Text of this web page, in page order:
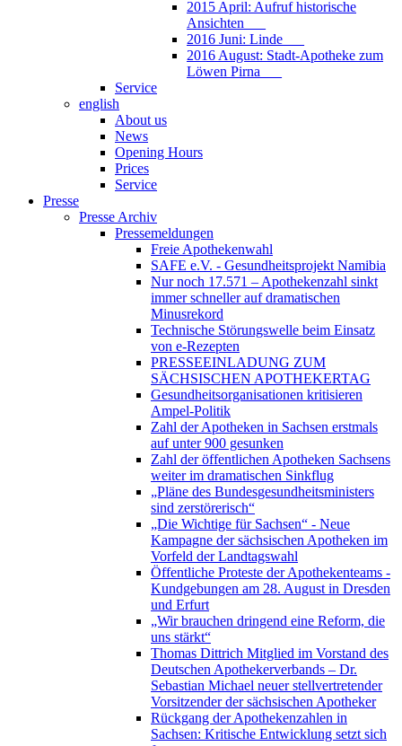
2015 April: Aufruf historische
Ansichten___
2016 Juni: Linde___
2016 August: Stadt-Apotheke zum
Löwen Pirna___
Service
english
About us
News
Opening Hours
Prices
Service
Presse
Presse Archiv
Pressemeldungen
Freie Apothekenwahl
SAFE e.V. - Gesundheitsprojekt Namibia
Nur noch 17.571 – Apothekenzahl sinkt
immer schneller auf dramatischen
Minusrekord
Technische Störungswelle beim Einsatz
von e-Rezepten
PRESSEEINLADUNG ZUM
SÄCHSISCHEN APOTHEKERTAG
Gesundheitsorganisationen kritisieren
Ampel-Politik
Zahl der Apotheken in Sachsen erstmals
auf unter 900 gesunken
Zahl der öffentlichen Apotheken Sachsens
weiter im dramatischen Sinkflug
„Pläne des Bundesgesundheitsministers
sind zerstörerisch“
„Die Wichtige für Sachsen“ - Neue
Kampagne der sächsischen Apotheken im
Vorfeld der Landtagswahl
Öffentliche Proteste der Apothekenteams -
Kundgebungen am 28. August in Dresden
und Erfurt
„Wir brauchen dringend eine Reform, die
uns stärkt“
Thomas Dittrich Mitglied im Vorstand des
Deutschen Apothekerverbands – Dr.
Sebastian Michael neuer stellvertretender
Vorsitzender der sächsischen Apotheker
Rückgang der Apothekenzahlen in
Sachsen: Kritische Entwicklung setzt sich